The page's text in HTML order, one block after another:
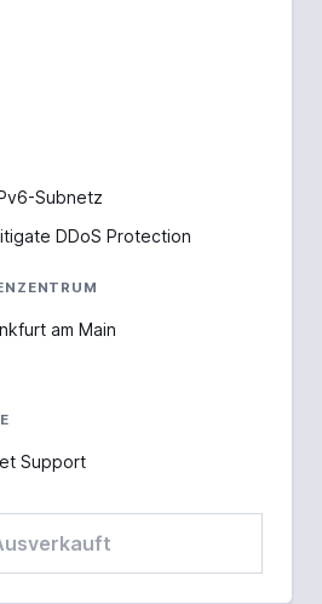
Subnetz
DDoS Protection
am Main
Support